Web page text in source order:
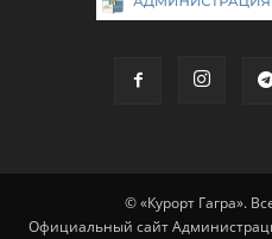
© «Курорт Гагра».
Официальный сайт